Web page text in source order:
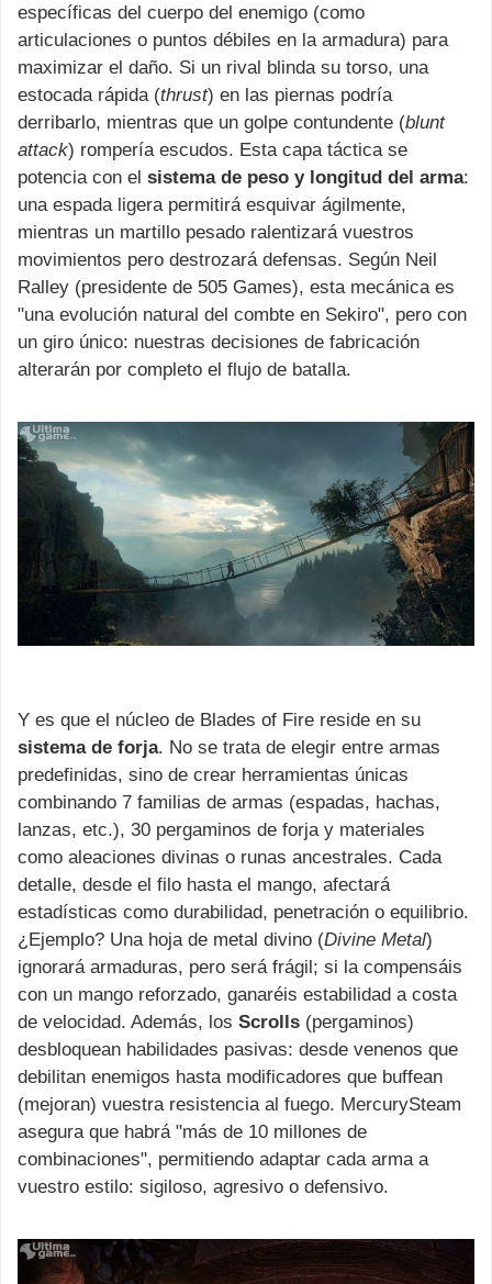
específicas del cuerpo del enemigo (como
articulaciones o puntos débiles en la armadura) para
maximizar el daño. Si un rival blinda su torso, una
estocada rápida (thrust) en las piernas podría
derribarlo, mientras que un golpe contundente (blunt
attack) rompería escudos. Esta capa táctica se
potencia con el sistema de peso y longitud del arma:
una espada ligera permitirá esquivar ágilmente,
mientras un martillo pesado ralentizará vuestros
movimientos pero destrozará defensas. Según Neil
Ralley (presidente de 505 Games), esta mecánica es
"una evolución natural del combte en Sekiro", pero con
un giro único: nuestras decisiones de fabricación
alterarán por completo el flujo de batalla.
Y es que el núcleo de Blades of Fire reside en su
sistema de forja. No se trata de elegir entre armas
predefinidas, sino de crear herramientas únicas
combinando 7 familias de armas (espadas, hachas,
lanzas, etc.), 30 pergaminos de forja y materiales
como aleaciones divinas o runas ancestrales. Cada
detalle, desde el filo hasta el mango, afectará
estadísticas como durabilidad, penetración o equilibrio.
¿Ejemplo? Una hoja de metal divino (Divine Metal)
ignorará armaduras, pero será frágil; si la compensáis
con un mango reforzado, ganaréis estabilidad a costa
de velocidad. Además, los Scrolls (pergaminos)
desbloquean habilidades pasivas: desde venenos que
debilitan enemigos hasta modificadores que buffean
(mejoran) vuestra resistencia al fuego. MercurySteam
asegura que habrá "más de 10 millones de
combinaciones", permitiendo adaptar cada arma a
vuestro estilo: sigiloso, agresivo o defensivo.